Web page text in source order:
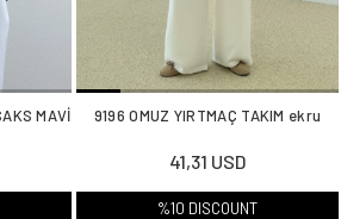
MAVİ 9196 OMUZ YIRTMAÇ TAKIM ekru
41,31 USD
%10 DISCOUNT